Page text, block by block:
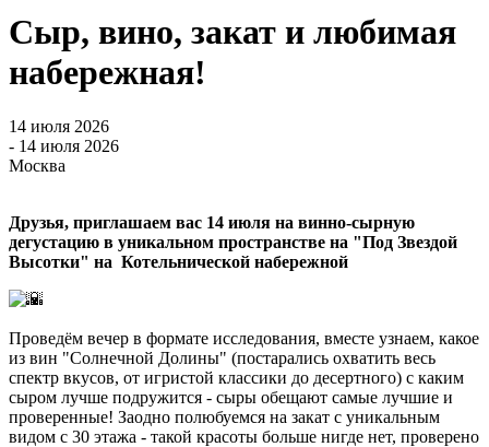
Сыр, вино, закат и любимая
набережная!
14 июля 2026
- 14 июля 2026
Москва
Друзья, приглашаем вас 14 июля на винно-сырную
дегустацию в уникальном пространстве на "Под Звездой
Высотки" на Котельнической набережной
Проведём вечер в формате исследования, вместе узнаем, какое
из вин "Солнечной Долины" (постарались охватить весь
спектр вкусов, от игристой классики до десертного) с каким
сыром лучше подружится - сыры обещают самые лучшие и
проверенные! Заодно полюбуемся на закат с уникальным
видом с 30 этажа - такой красоты больше нигде нет, проверено